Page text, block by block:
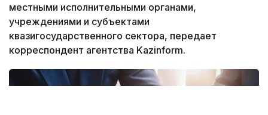
местными исполнительными органами,
учреждениями и субъектами
квазигосударственного сектора, передает
корреспондент агентства Kazinform.